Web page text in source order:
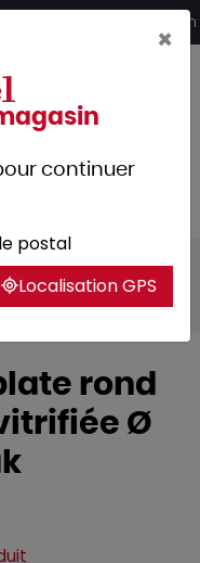
et retrait 2h en magasin
table
rond
Ø
×
continuer
postal
Localisation GPS